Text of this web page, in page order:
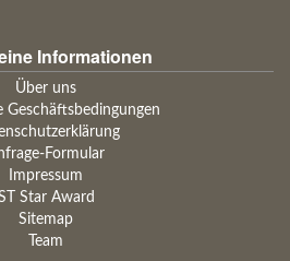
Informationen
Über uns
Geschäftsbedingungen
Formular
Impressum
Star Award
Sitemap
Team